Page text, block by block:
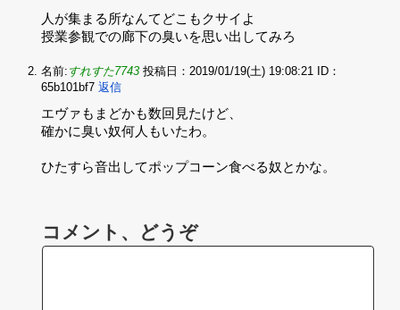
人が集まる所なんてどこもクサイよ‌
授業参観での廊下の臭いを思い出してみろ
名前: すれすた7743 投稿日：2019/01/19(土) 19:08:21
ID：
65b101bf7 返信
エヴァもまどかも数回見たけど、‌
確かに臭い奴何人もいたわ。‌
ひたすら音出してポップコーン食べる奴とかな。
コメント、どうぞ